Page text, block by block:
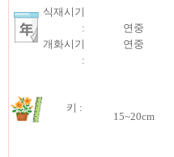
식재시기
:
개화시기
:
연중
연중
키 :
15~20cm